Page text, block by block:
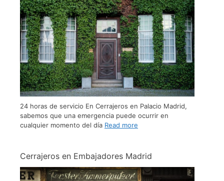
24 horas de servicio En Cerrajeros en Palacio Madrid,
sabemos que una emergencia puede ocurrir en
cualquier momento del día Read more
Cerrajeros en Embajadores Madrid